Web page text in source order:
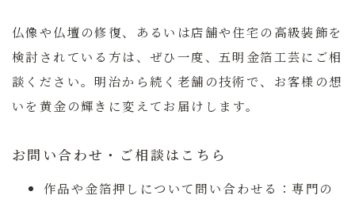
仏像や仏壇の修復、あるいは店舗や住宅の高級装飾を
検討されている方は、ぜひ一度、五明金箔工芸にご相
談ください。明治から続く老舗の技術で、お客様の想
いを黄金の輝きに変えてお届けします。
お問い合わせ・ご相談はこちら
作品や金箔押しについて問い合わせる：専門の